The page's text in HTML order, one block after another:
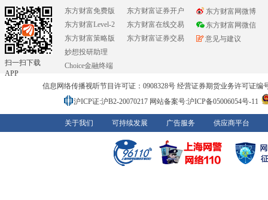
扫一扫下载
APP
东方财富免费版
东方财富Level-2
东方财富策略版
妙想投研助理
Choice金融终端
东方财富证券开户
东方财富在线交易
东方财富证券交易
东方财富网微博
东方财富网微信
意见与建议
信息网络传播视听节目许可证：0908328号 经营证券期货业务许可证编
沪ICP证:沪B2-20070217 网站备案号:沪ICP备05006054号-11
关于我们 可持续发展 广告服务 供应商平台